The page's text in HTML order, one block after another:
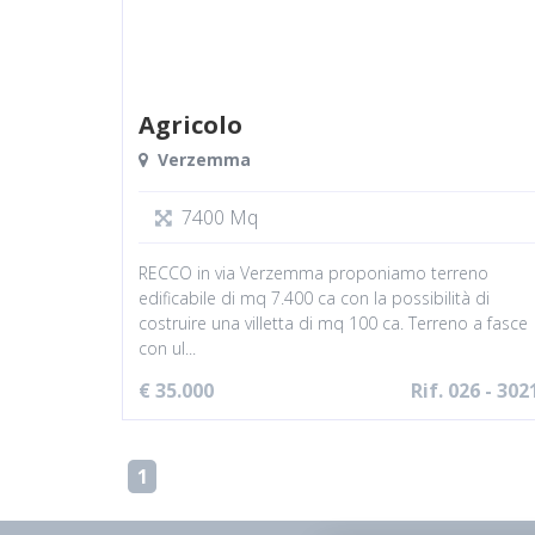
Agricolo
Verzemma
7400 Mq
RECCO in via Verzemma proponiamo terreno
edificabile di mq 7.400 ca con la possibilità di
costruire una villetta di mq 100 ca. Terreno a fasce
con ul...
€ 35.000 Rif. 026 -
1